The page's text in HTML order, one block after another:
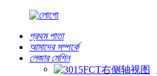
প্রথম পাতা
আমাদের সম্পর্কে
লেজার মেশিন